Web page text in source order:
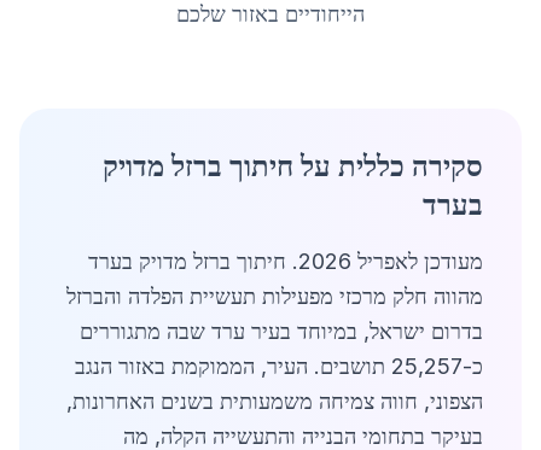
הייחודיים באזור שלכם
סקירה כללית על חיתוך ברזל מדויק
בערד
מעודכן לאפריל 2026. חיתוך ברזל מדויק בערד
מהווה חלק מרכזי מפעילות תעשיית הפלדה והברזל
בדרום ישראל, במיוחד בעיר ערד שבה מתגוררים
כ-25,257 תושבים. העיר, הממוקמת באזור הנגב
הצפוני, חווה צמיחה משמעותית בשנים האחרונות,
בעיקר בתחומי הבנייה והתעשייה הקלה, מה